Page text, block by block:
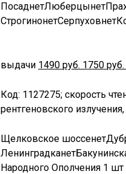
ПосаднетЛюберцынет
СтрогинонетСерпуховнет
выдачи 1490 руб. 1750 руб.
Код: 1127275; скорость
рентгеновского
Щелковское шоссенет
Ленинградканет
Народного Ополчения 1 шт